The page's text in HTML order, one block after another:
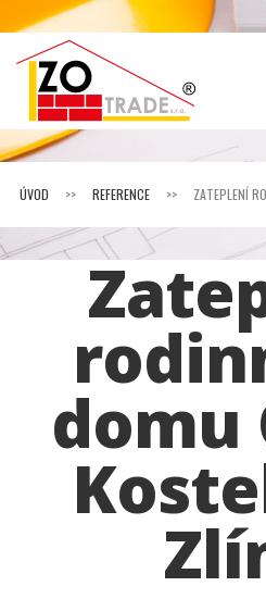
ÚVOD >> REFERENCE >> ZATEPLENÍ
domu